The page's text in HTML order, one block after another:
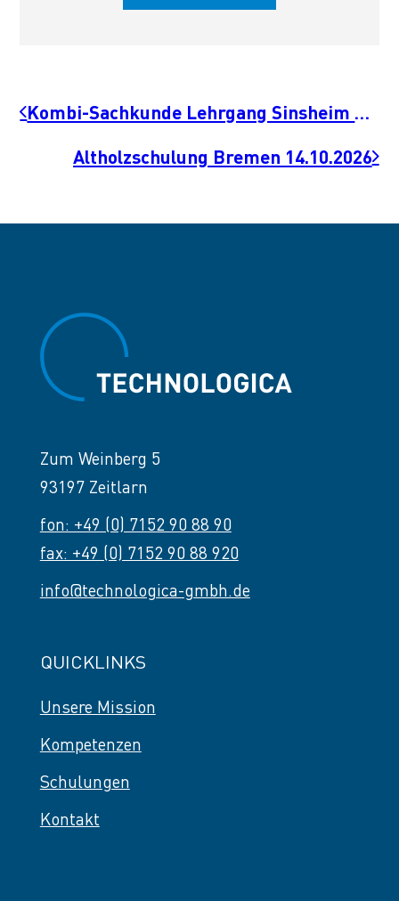
Kombi-Sachkunde Lehrgang Sinsheim 11.11.2026
Altholzschulung Bremen 14.10.2026
Zum Weinberg 5
93197 Zeitlarn
fon: +49 (0) 7152 90 88 90
fax: +49 (0) 7152 90 88 920
info@technologica-gmbh.de
QUICKLINKS
Unsere Mission
Kompetenzen
Schulungen
Kontakt